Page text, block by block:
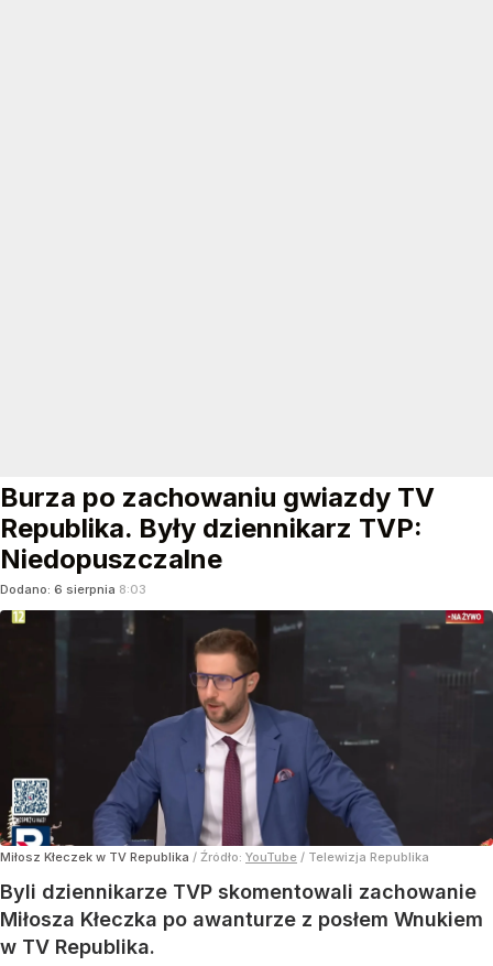
Burza po zachowaniu gwiazdy TV
Republika. Były dziennikarz TVP:
Niedopuszczalne
Dodano: 6 sierpnia 8:03
Miłosz Kłeczek w TV Republika / Źródło: YouTube / Telewizja Republika
Byli dziennikarze TVP skomentowali zachowanie
Miłosza Kłeczka po awanturze z posłem Wnukiem
w TV Republika.